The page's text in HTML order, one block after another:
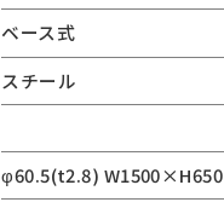
ベース式
スチール
φ60.5(t2.8) W1500×H650